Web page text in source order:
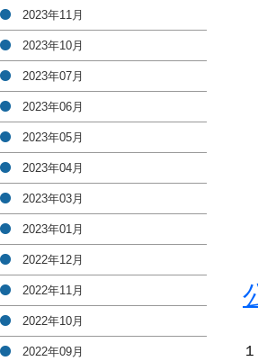
１
2023年11月
2023年10月
2023年07月
2023年06月
2023年05月
2023年04月
2023年03月
2023年01月
2022年12月
2022年11月
2022年10月
2022年09月